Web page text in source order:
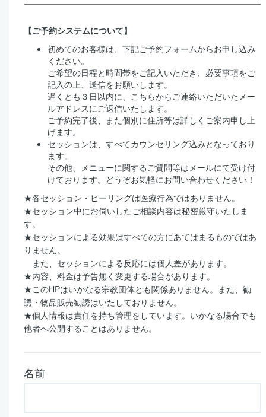
【ご予約システムについて】
初めてのお客様は、下記ご予約フォームからお申し込み
ください。
ご希望の日程と時間帯をご記入いただき、必要事項をご
記入の上、送信をお願いします。
遅くとも３日以内に、こちらからご連絡いただいたメー
ルアドレスにご返信いたします。
ご予約完了後、また個別に住所等は詳しくご案内申し上
げます。
セッションは、すべてカウンセリング込みとなっており
ます。
その他、メニューに関するご質問等はメールにて受け付
けております。どうぞお気軽にお問い合わせください！
★各セッション・ヒーリングは医療行為ではありません。
★セッション中にお伺いしたご相談内容は秘密厳守いたしま
す。
★セッションによる効果はすべての方にあてはまるものではあ
りません。
また、セッションによる反応には個人差があります。
★内容、料金は予告無く変更する場合があります。
★このHPはいかなる宗教団体とも関係ありません。また、勧
誘・物品販売勧誘はいたしておりません。
★個人情報は責任を持ち管理をしています。いかなる場合でも
他者へ公開することはありません。
名前